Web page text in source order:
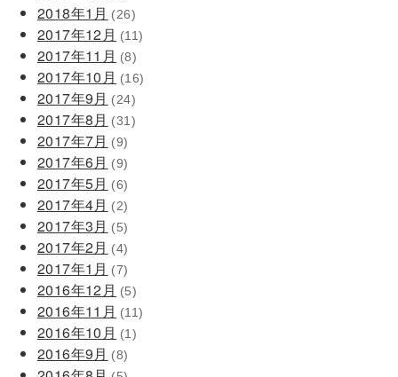
2018年1月 (26)
2017年12月 (11)
2017年11月 (8)
2017年10月 (16)
2017年9月 (24)
2017年8月 (31)
2017年7月 (9)
2017年6月 (9)
2017年5月 (6)
2017年4月 (2)
2017年3月 (5)
2017年2月 (4)
2017年1月 (7)
2016年12月 (5)
2016年11月 (11)
2016年10月 (1)
2016年9月 (8)